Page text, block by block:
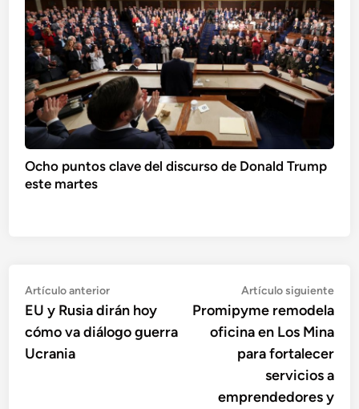
Ocho puntos clave del discurso de Donald Trump
este martes
Navegación
de
entradas
Artículo anteriorArtículo
anterior:
EU y Rusia dirán hoy
cómo va diálogo guerra
Ucrania
Artículo siguiente
Promipyme remodela
oficina en Los Mina
para fortalecer
servicios a
emprendedores y